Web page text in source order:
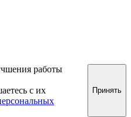
работы
с их
Принять